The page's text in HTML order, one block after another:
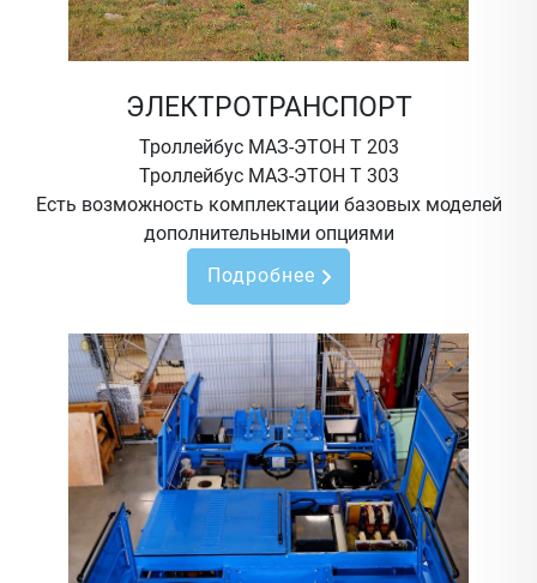
ЭЛЕКТРОТРАНСПОРТ
Троллейбус МАЗ-ЭТОН Т 203
Троллейбус МАЗ-ЭТОН Т 303
Есть возможность комплектации базовых моделей
дополнительными опциями
Подробнее